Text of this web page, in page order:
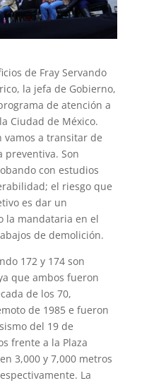
de Fray Servando
la jefa de Gobierno,
de atención a
Ciudad de México.
vamos a transitar de
preventiva. Son
con estudios
el riesgo que
es dar un
la mandataria en el
de demolición.
172 y 174 son
que ambos fueron
de los 70,
de 1985 e fueron
del 19 de
frente a la Plaza
3,000 y 7,000 metros
La